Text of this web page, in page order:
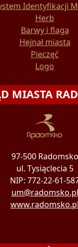
Identyfikacji
Herb
Barwy i flaga
Hejnał miasta
Pieczęć
Logo
MIASTA
97-500 Radomsko
ul. Tysiąclecia 5
NIP: 772-22-61-
um@radomsko.pl
www.radomsko.pl